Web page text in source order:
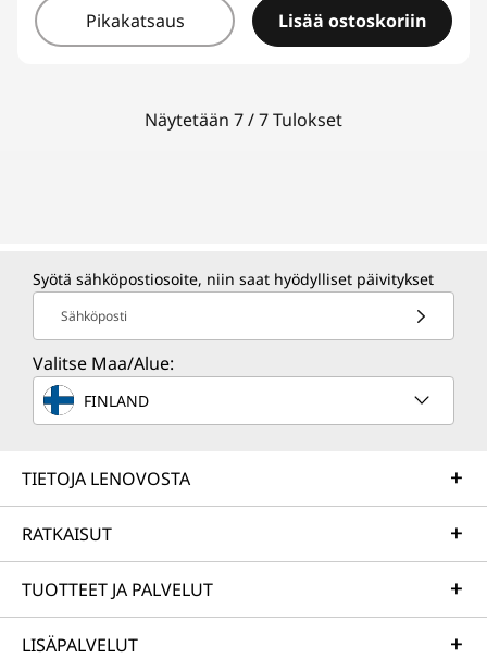
Pikakatsaus Lisää ostoskoriin
Näytetään 7 / 7 Tulokset
Syötä sähköpostiosoite, niin saat hyödylliset päivitykset
Sähköposti
Valitse Maa/Alue:
FINLAND
TIETOJA LENOVOSTA
RATKAISUT
TUOTTEET JA PALVELUT
LISÄPALVELUT